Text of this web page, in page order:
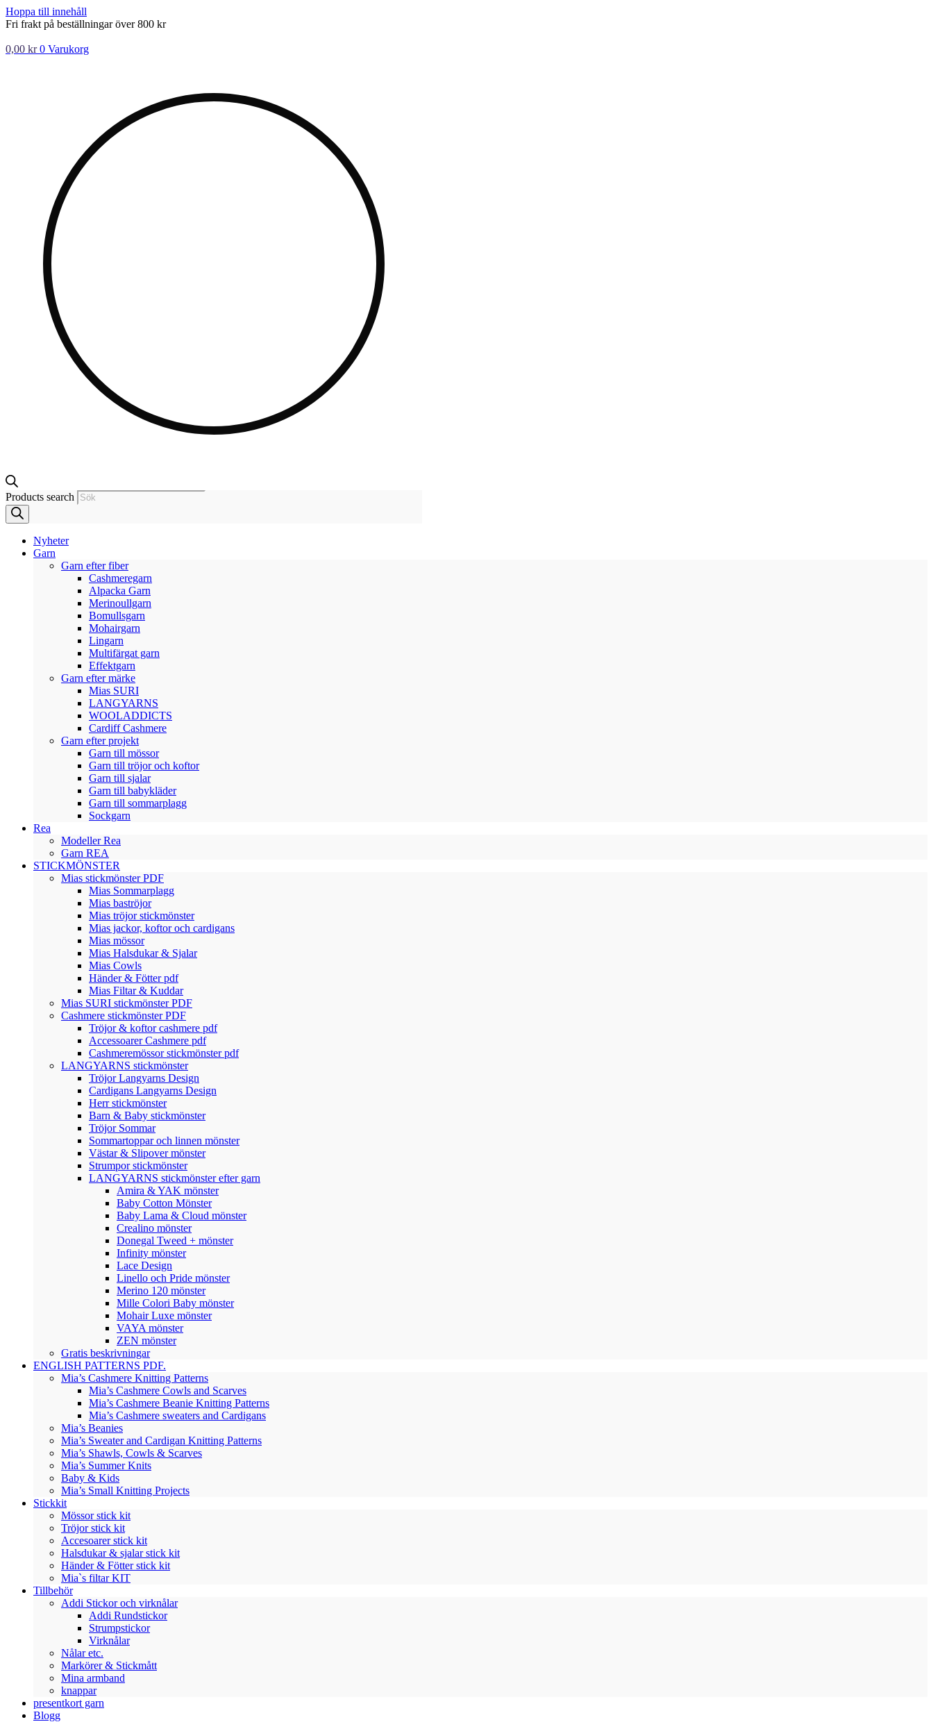
Hoppa till innehåll
Fri frakt på beställningar över 800 kr
0,00 kr 0 Varukorg
Products search
Nyheter
Garn
Garn efter fiber
Cashmeregarn
Alpacka Garn
Merinoullgarn
Bomullsgarn
Mohairgarn
Lingarn
Multifärgat garn
Effektgarn
Garn efter märke
Mias SURI
LANGYARNS
WOOLADDICTS
Cardiff Cashmere
Garn efter projekt
Garn till mössor
Garn till tröjor och koftor
Garn till sjalar
Garn till babykläder
Garn till sommarplagg
Sockgarn
Rea
Modeller Rea
Garn REA
STICKMÖNSTER
Mias stickmönster PDF
Mias Sommarplagg
Mias baströjor
Mias tröjor stickmönster
Mias jackor, koftor och cardigans
Mias mössor
Mias Halsdukar & Sjalar
Mias Cowls
Händer & Fötter pdf
Mias Filtar & Kuddar
Mias SURI stickmönster PDF
Cashmere stickmönster PDF
Tröjor & koftor cashmere pdf
Accessoarer Cashmere pdf
Cashmeremössor stickmönster pdf
LANGYARNS stickmönster
Tröjor Langyarns Design
Cardigans Langyarns Design
Herr stickmönster
Barn & Baby stickmönster
Tröjor Sommar
Sommartoppar och linnen mönster
Västar & Slipover mönster
Strumpor stickmönster
LANGYARNS stickmönster efter garn
Amira & YAK mönster
Baby Cotton Mönster
Baby Lama & Cloud mönster
Crealino mönster
Donegal Tweed + mönster
Infinity mönster
Lace Design
Linello och Pride mönster
Merino 120 mönster
Mille Colori Baby mönster
Mohair Luxe mönster
VAYA mönster
ZEN mönster
Gratis beskrivningar
ENGLISH PATTERNS PDF.
Mia’s Cashmere Knitting Patterns
Mia’s Cashmere Cowls and Scarves
Mia’s Cashmere Beanie Knitting Patterns
Mia’s Cashmere sweaters and Cardigans
Mia’s Beanies
Mia’s Sweater and Cardigan Knitting Patterns
Mia’s Shawls, Cowls & Scarves
Mia’s Summer Knits
Baby & Kids
Mia’s Small Knitting Projects
Stickkit
Mössor stick kit
Tröjor stick kit
Accesoarer stick kit
Halsdukar & sjalar stick kit
Händer & Fötter stick kit
Mia`s filtar KIT
Tillbehör
Addi Stickor och virknålar
Addi Rundstickor
Strumpstickor
Virknålar
Nålar etc.
Markörer & Stickmått
Mina armband
knappar
presentkort garn
Blogg